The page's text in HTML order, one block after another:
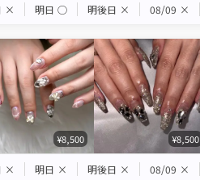
× 明日 ◯ 明後日 × 08/09 ×
¥8,500 ¥8,500
× 明日 × 明後日 × 08/09 ×